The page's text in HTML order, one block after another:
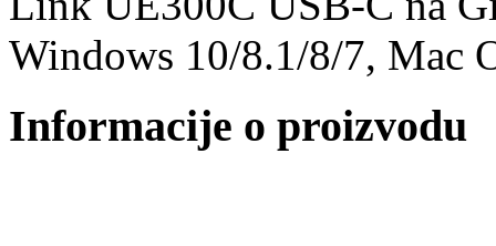
Windows 10/8.1/8/7, Mac
Informacije o proizvodu